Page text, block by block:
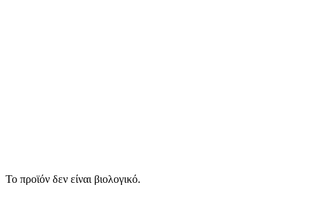
Το προϊόν δεν είναι βιολογικό.